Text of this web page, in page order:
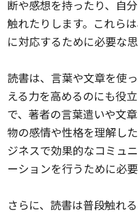
断や感想を持ったり、自
触れたりします。これら
に対応するために必要な思
読書は、言葉や文章を使
える力を高めるのにも役
で、著者の言葉遣いや文
物の感情や性格を理解し
ジネスで効果的なコミュ
ーションを行うために必要
さらに、読書は普段触れ